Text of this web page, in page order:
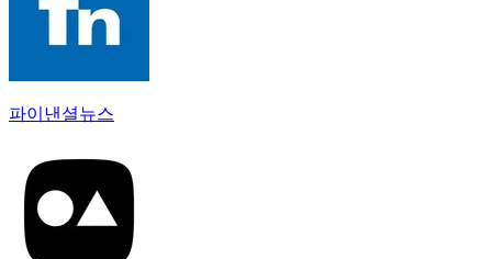
파이낸셜뉴스